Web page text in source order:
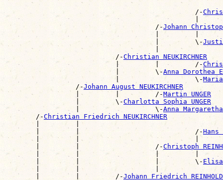
                                                /-
|
                                      /-
Johann Christoph
|         |
                                      |         \-
|
                            /-
Christian NEUKIRCHNER
                            |         |         /-
                            |         \-
Anna Dorothea
                            |                   \-
Maria
                  /-
Johann August NEUKIRCHNER
                  |         |         /-
Martin UNGER
                  |         \-
Charlotta Sophia UNGER
                  |                   \-
Anna
        /-
Christian Friedrich NEUKIRCHNER
|         |
        |         |                             /-
Hans
|         |                             |
        |         |                   /-
Christoph
|         |                   |         |
        |         |                   |         \-
|         |                   |
        |         |         /-
Johann Friedrich REINHOLD